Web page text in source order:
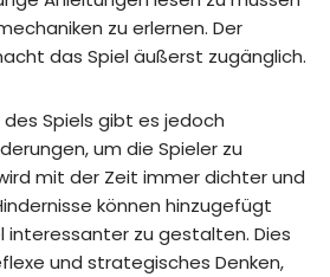
zu erlernen. Der
das Spiel äußerst zugänglich.
Spiels gibt es jedoch
um die Spieler zu
mit der Zeit immer dichter und
können hinzugefügt
interessanter zu gestalten. Dies
und strategisches Denken,